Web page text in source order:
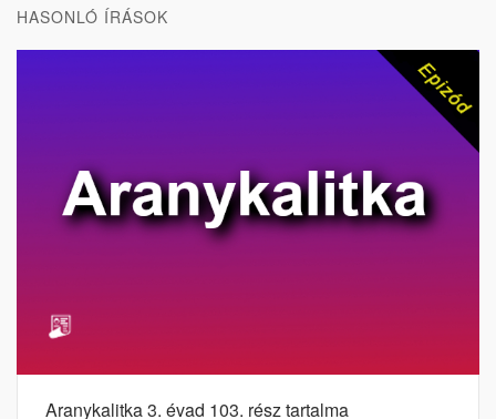
HASONLÓ ÍRÁSOK
Aranykalitka 3. évad 103. rész tartalma